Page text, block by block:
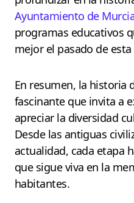
Ayuntamiento de
programas educativos
mejor el pasado de
En resumen, la historia
fascinante que invita a
apreciar la diversidad
Desde las antiguas
actualidad, cada etapa
que sigue viva en la
habitantes.